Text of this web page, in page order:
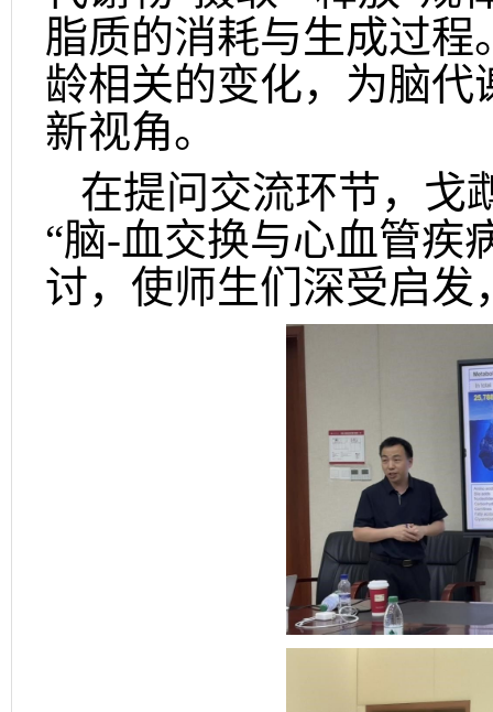
脂质的消耗与生成过
龄相关的变化，为脑
新视角。
在提问交流环节，戈
“脑-血交换与心血管疾
讨，使师生们深受启发